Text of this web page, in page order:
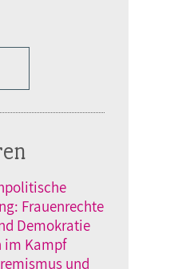
Frauenrechte
Demokratie
im Kampf
und